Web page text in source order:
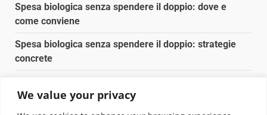
We value your privacy
Spesa biologica senza spendere il doppio: dove e
come conviene
Spesa biologica senza spendere il doppio: strategie
concrete
Pulizia naturale della casa: 3 ingredienti che